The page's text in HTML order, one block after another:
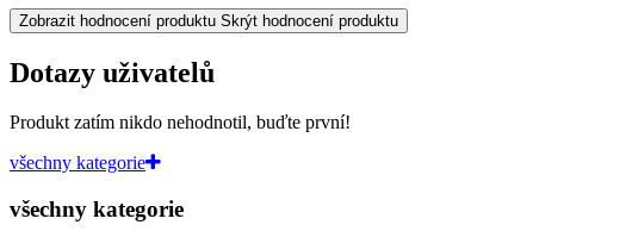
Zobrazit hodnocení produktu Skrýt hodnocení produktu
Dotazy uživatelů
Produkt zatím nikdo nehodnotil, buďte první!
všechny kategorie
všechny kategorie